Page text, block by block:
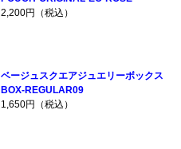
2,200円（税込）
ベージュスクエアジュエリーボックス
BOX-REGULAR09
1,650円（税込）